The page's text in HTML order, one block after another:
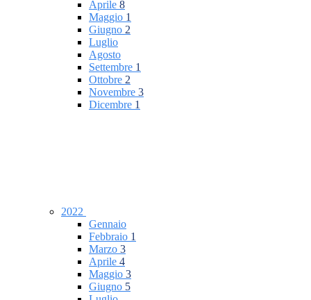
Aprile 8
Maggio 1
Giugno 2
Luglio
Agosto
Settembre 1
Ottobre 2
Novembre 3
Dicembre 1
2022
Gennaio
Febbraio 1
Marzo 3
Aprile 4
Maggio 3
Giugno 5